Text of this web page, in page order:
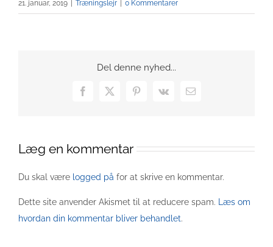
21. januar, 2019 Træningslejr 0 Kommentarer
Del denne nyhed...
Facebook
X Pinterest
Vk
E-
Læg en kommentar
Du skal være logged på for at skrive en kommentar.
Dette site anvender Akismet til at reducere spam.
Læs om
hvordan din kommentar bliver behandlet.